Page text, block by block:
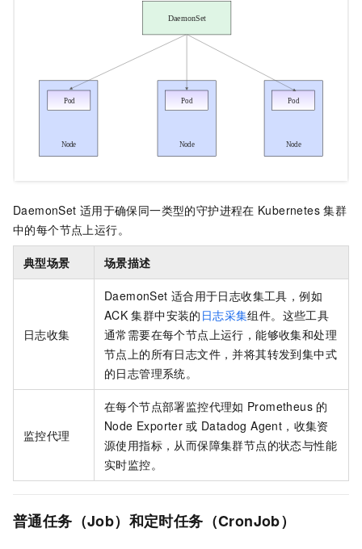
DaemonSet 适用于确保同一类型的守护进程在 Kubernetes 集群
中的每个节点上运行。
典型场景 场景描述
日志收集
DaemonSet 适合用于日志收集工具，例如
ACK 集群中安装的 日志采集组件。这些工具
通常需要在每个节点上运行，能够收集和处理
节点上的所有日志文件，并将其转发到集中式
的日志管理系统。
监控代理
在每个节点部署监控代理如 Prometheus 的
Node Exporter 或 Datadog Agent，收集资
源使用指标，从而保障集群节点的状态与性能
实时监控。
普通任务（Job）和定时任务（CronJob）